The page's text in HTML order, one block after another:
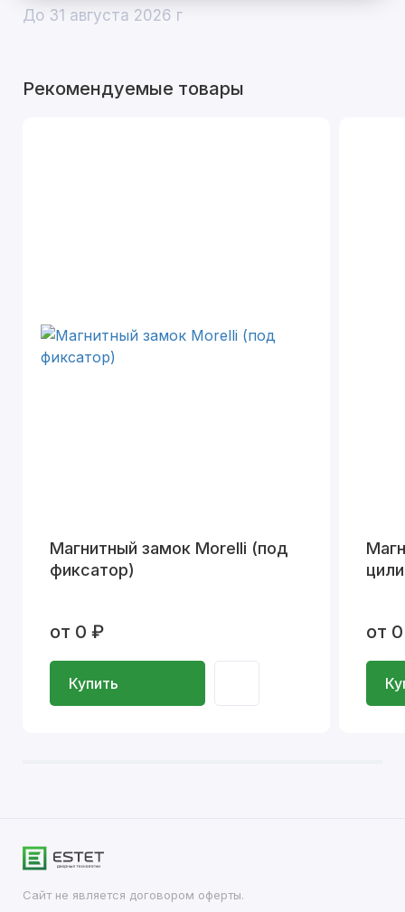
До 31 августа 2026 г
Рекомендуемые товары
Магнитный замок Morelli (под
фиксатор)
от 0 ₽
Купить
от
Сайт не является договором оферты.